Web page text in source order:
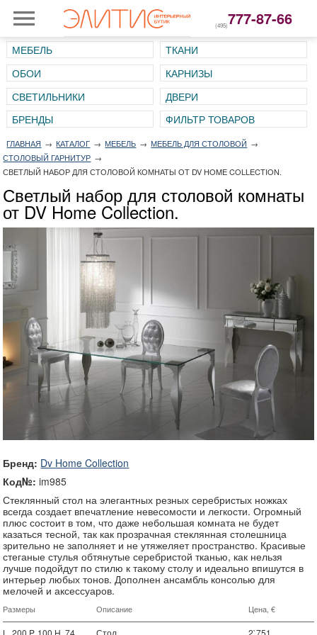
(495)777-87-66
МЕБЕЛЬ
ТКАНИ
ОБОИ
КАРНИЗЫ
СВЕТИЛЬНИКИ
ДВЕРИ
ГЛАВНАЯ → КАТАЛОГ → МЕБЕЛЬ → МЕБЕЛЬ ДЛЯ СТОЛОВОЙ →
СТОЛОВЫЙ ГАРНИТУР →
СВЕТЛЫЙ НАБОР ДЛЯ СТОЛОВОЙ КОМНАТЫ ОТ DV HOME COLLECTION.
Светлый набор для столовой комнаты
от DV Home Collection.
Бренд: Dv Home Collection
Код№:im985
Стеклянный стол на элегантных резных серебристых ножках
всегда создает впечатление невесомости и легкости. Огромный
плюс состоит в том, что даже небольшая комната не будет
казаться тесной, так как прозрачная стеклянная столешница
зрительно не заполняет и не утяжеляет пространство. Красивые
стеганые стулья обтянутые серебристой тканью, как нельзя
лучше подойдут по стилю к такому столу и идеально впишутся в
интерьер любых тонов. Дополнен ансамбль консолью для
мелочей и аксессуаров.
Размеры Описание Цена, €